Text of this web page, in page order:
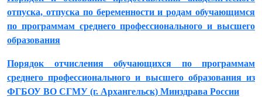
отпуска, отпуска по беременности и родам обучающимся
по программам среднего профессионального и высшего
образования
Порядок отчисления обучающихся по программам
среднего профессионального и высшего образования из
ФГБОУ ВО СГМУ (г. Архангельск) Минздрава России